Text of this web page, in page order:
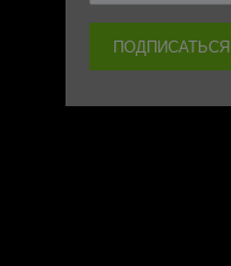
ПОДПИСАТЬСЯ